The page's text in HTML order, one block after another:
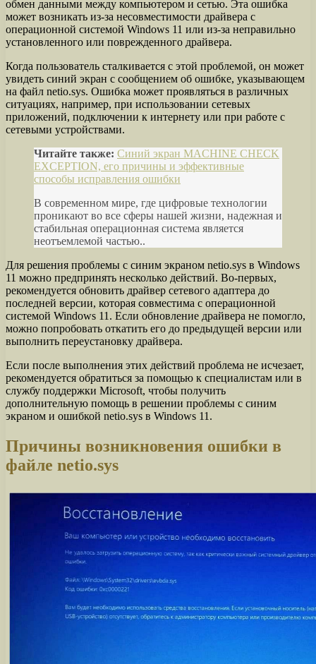
обмен данными между компьютером и сетью. Эта ошибка
может возникать из-за несовместимости драйвера с
операционной системой Windows 11 или из-за неправильно
установленного или поврежденного драйвера.
Когда пользователь сталкивается с этой проблемой, он может
увидеть синий экран с сообщением об ошибке, указывающем
на файл netio.sys. Ошибка может проявляться в различных
ситуациях, например, при использовании сетевых
приложений, подключении к интернету или при работе с
сетевыми устройствами.
Читайте также: Синий экран MACHINE CHECK
EXCEPTION, его причины и эффективные
способы исправления ошибки
В современном мире, где цифровые технологии
проникают во все сферы нашей жизни, надежная и
стабильная операционная система является
неотъемлемой частью..
Для решения проблемы с синим экраном netio.sys в Windows
11 можно предпринять несколько действий. Во-первых,
рекомендуется обновить драйвер сетевого адаптера до
последней версии, которая совместима с операционной
системой Windows 11. Если обновление драйвера не помогло,
можно попробовать откатить его до предыдущей версии или
выполнить переустановку драйвера.
Если после выполнения этих действий проблема не исчезает,
рекомендуется обратиться за помощью к специалистам или в
службу поддержки Microsoft, чтобы получить
дополнительную помощь в решении проблемы с синим
экраном и ошибкой netio.sys в Windows 11.
Причины возникновения ошибки в
файле netio.sys